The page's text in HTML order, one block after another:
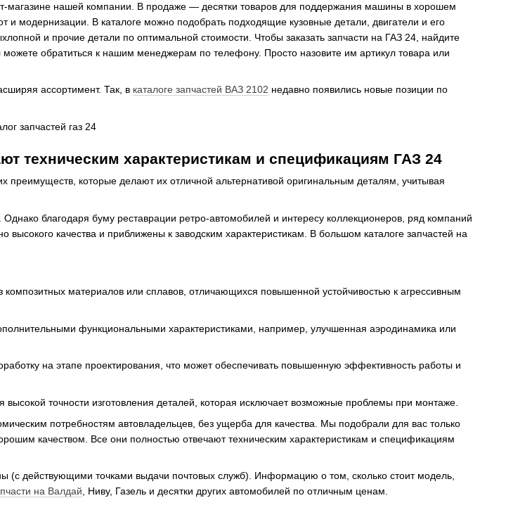
магазине нашей компании. В продаже — десятки товаров для поддержания машины в хорошем
и модернизации. В каталоге можно подобрать подходящие кузовные детали, двигатели и его
и прочие детали по оптимальной стоимости. Чтобы заказать запчасти на ГАЗ 24, найдите
можете обратиться к нашим менеджерам по телефону. Просто назовите им артикул товара или
ассортимент. Так, в каталоге запчастей ВАЗ 2102 недавно появились новые позиции по
техническим характеристикам и спецификациям ГАЗ 24
которые делают их отличной альтернативой оригинальным деталям, учитывая
благодаря буму реставрации ретро-автомобилей и интересу коллекционеров, ряд компаний
качества и приближены к заводским характеристикам. В большом каталоге запчастей на
материалов или сплавов, отличающихся повышенной устойчивостью к агрессивным
функциональными характеристиками, например, улучшенная аэродинамика или
на этапе проектирования, что может обеспечивать повышенную эффективность работы и
точности изготовления деталей, которая исключает возможные проблемы при монтаже.
потребностям автовладельцев, без ущерба для качества. Мы подобрали для вас только
качеством. Все они полностью отвечают техническим характеристикам и спецификациям
(с действующими точками выдачи почтовых служб). Информацию о том, сколько стоит модель,
на Валдай, Ниву, Газель и десятки других автомобилей по отличным ценам.